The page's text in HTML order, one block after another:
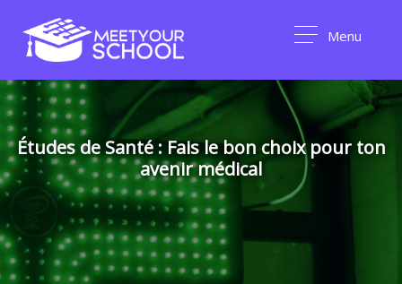
Menu
Études de Santé : Fais le bon choix pour ton
avenir médical